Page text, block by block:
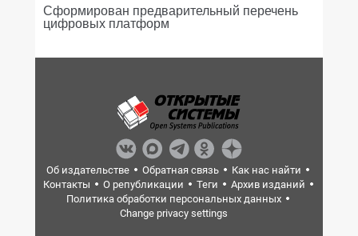
Сформирован предварительный перечень
цифровых платформ
Об издательстве Обратная связь
Как нас найти
Контакты
О републикации Теги
Архив изданий
Политика обработки персональных данных
Change privacy settings